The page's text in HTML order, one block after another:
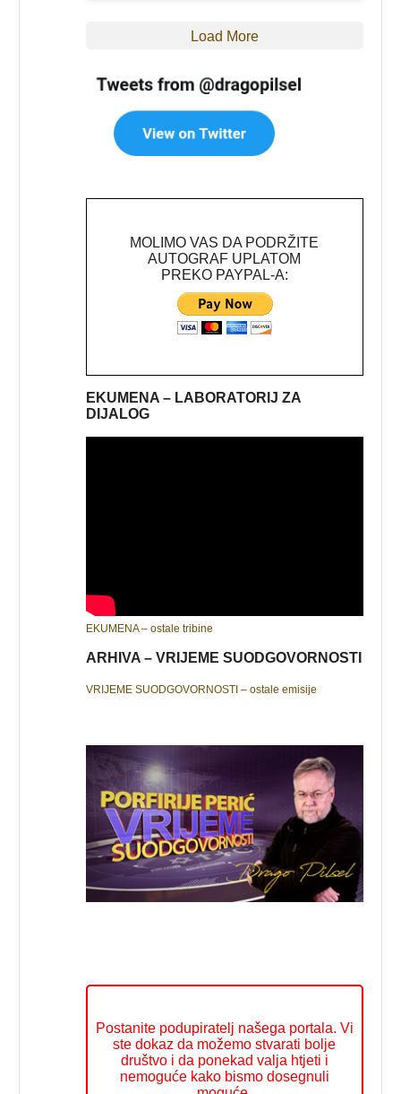
Load More
MOLIMO VAS DA PODRŽITE
AUTOGRAF UPLATOM
PREKO PAYPAL-A:
EKUMENA – LABORATORIJ ZA
DIJALOG
EKUMENA – ostale tribine
ARHIVA – VRIJEME SUODGOVORNOSTI
VRIJEME SUODGOVORNOSTI – ostale emisije
Postanite podupiratelj našega portala. Vi
ste dokaz da možemo stvarati bolje
društvo i da ponekad valja htjeti i
nemoguće kako bismo dosegnuli